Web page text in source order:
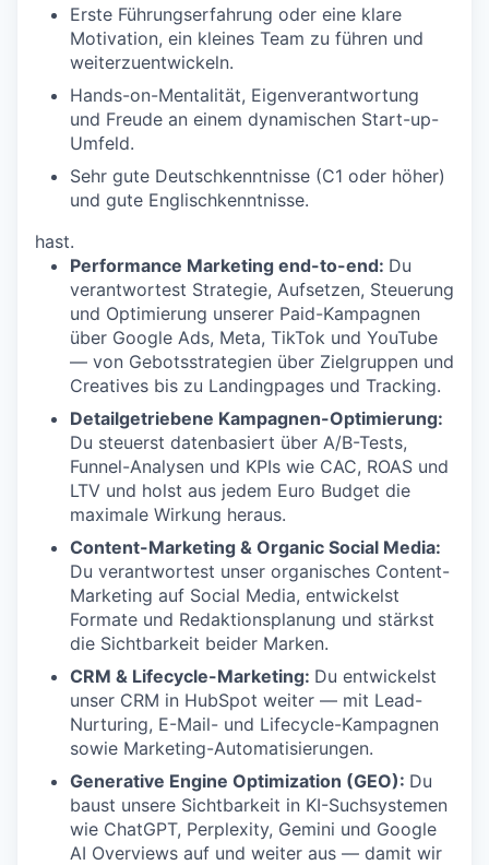
Erste Führungserfahrung oder eine klare
Motivation, ein kleines Team zu führen und
weiterzuentwickeln.
Hands-on-Mentalität, Eigenverantwortung
und Freude an einem dynamischen Start-up-
Umfeld.
Sehr gute Deutschkenntnisse (C1 oder höher)
und gute Englischkenntnisse.
hast.
Performance Marketing end-to-end: Du
verantwortest Strategie, Aufsetzen, Steuerung
und Optimierung unserer Paid-Kampagnen
über Google Ads, Meta, TikTok und YouTube
— von Gebotsstrategien über Zielgruppen und
Creatives bis zu Landingpages und Tracking.
Detailgetriebene Kampagnen-Optimierung:
Du steuerst datenbasiert über A/B-Tests,
Funnel-Analysen und KPIs wie CAC, ROAS und
LTV und holst aus jedem Euro Budget die
maximale Wirkung heraus.
Content-Marketing & Organic Social Media:
Du verantwortest unser organisches Content-
Marketing auf Social Media, entwickelst
Formate und Redaktionsplanung und stärkst
die Sichtbarkeit beider Marken.
CRM & Lifecycle-Marketing: Du entwickelst
unser CRM in HubSpot weiter — mit Lead-
Nurturing, E-Mail- und Lifecycle-Kampagnen
sowie Marketing-Automatisierungen.
Generative Engine Optimization (GEO): Du
baust unsere Sichtbarkeit in KI-Suchsystemen
wie ChatGPT, Perplexity, Gemini und Google
AI Overviews auf und weiter aus — damit wir